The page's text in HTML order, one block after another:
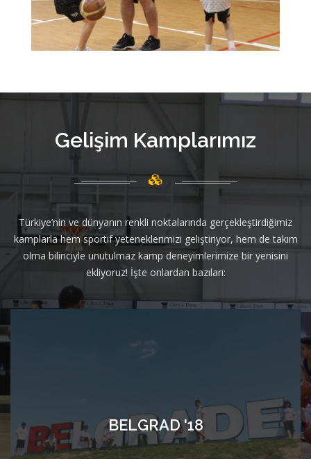
Gelişim Kamplarımız
Türkiye’nin ve dünyanın renkli noktalarında gerçekleştirdiğimiz
kamplarla hem sportif yeteneklerimizi geliştiriyor, hem de takım
olma bilinciyle unutulmaz kamp deneyimlerimize bir yenisini
ekliyoruz! İşte onlardan bazıları:
BELGRAD '18